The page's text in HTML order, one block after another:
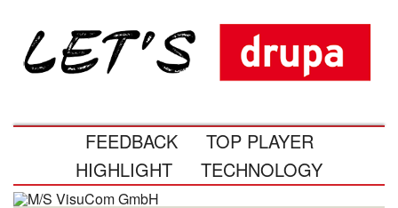
FEEDBACK
TOP PLAYER
HIGHLIGHT
TECHNOLOGY